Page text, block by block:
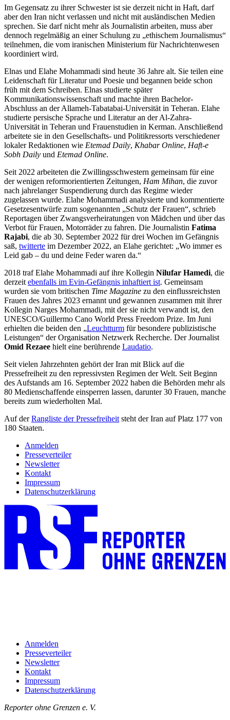
Im Gegensatz zu ihrer Schwester ist sie derzeit nicht in Haft, darf
aber den Iran nicht verlassen und nicht mit ausländischen Medien
sprechen. Sie darf nicht mehr als Journalistin arbeiten, muss aber
dennoch regelmäßig an einer Schulung zu „ethischem Journalismus“
teilnehmen, die vom iranischen Ministerium für Nachrichtenwesen
koordiniert wird.
Elnas und Elahe Mohammadi sind heute 36 Jahre alt. Sie teilen eine
Leidenschaft für Literatur und Poesie und begannen beide schon
früh mit dem Schreiben. Elnas studierte später
Kommunikationswissenschaft und machte ihren Bachelor-
Abschluss an der Allameh-Tabatabai-Universität in Teheran. Elahe
studierte persische Sprache und Literatur an der Al-Zahra-
Universität in Teheran und Frauenstudien in Kerman. Anschließend
arbeitete sie in den Gesellschafts- und Politikressorts verschiedener
lokaler Redaktionen wie Etemad Daily, Khabar Online, Haft-e
Sobh Daily und Etemad Online.
Seit 2022 arbeiteten die Zwillingsschwestern gemeinsam für eine
der wenigen reformorientierten Zeitungen, Ham Mihan, die zuvor
nach jahrelanger Suspendierung durch das Regime wieder
zugelassen wurde. Elahe Mohammadi analysierte und kommentierte
Gesetzesentwürfe zum sogenannten „Schutz der Frauen“, schrieb
Reportagen über Zwangsverheiratungen von Mädchen und über das
Verbot für Frauen, Motorräder zu fahren. Die Journalistin Fatima
Rajabi, die ab 30. September 2022 für drei Wochen im Gefängnis
saß, twitterte im Dezember 2022, an Elahe gerichtet: „Wo immer es
Leid gab – du und deine Feder waren da.“
2018 traf Elahe Mohammadi auf ihre Kollegin Nilufar Hamedi, die
derzeit ebenfalls im Evin-Gefängnis inhaftiert ist. Gemeinsam
wurden sie vom britischen Time Magazine zu den einflussreichsten
Frauen des Jahres 2023 ernannt und gewannen zusammen mit ihrer
Kollegin Narges Mohammadi, mit der sie nicht verwandt ist, den
UNESCO/Guillermo Cano World Press Freedom Prize. Im Juni
erhielten die beiden den „Leuchtturm für besondere publizistische
Leistungen“ der Organisation Netzwerk Recherche. Der Journalist
Omid Rezaee hielt eine berührende Laudatio.
Seit vielen Jahrzehnten gehört der Iran mit Blick auf die
Pressefreiheit zu den repressivsten Regimen der Welt. Seit Beginn
des Aufstands am 16. September 2022 haben die Behörden mehr als
80 Medienschaffende einsperren lassen, darunter 30 Frauen, manche
bereits zum wiederholten Mal.
Auf derRangliste der Pressefreiheit steht der Iran auf Platz 177 von
180 Staaten.
Anmelden
Presseverteiler
Newsletter
Kontakt
Impressum
Datenschutzerklärung
Anmelden
Presseverteiler
Newsletter
Kontakt
Impressum
Datenschutzerklärung
Reporter ohne Grenzen e. V.